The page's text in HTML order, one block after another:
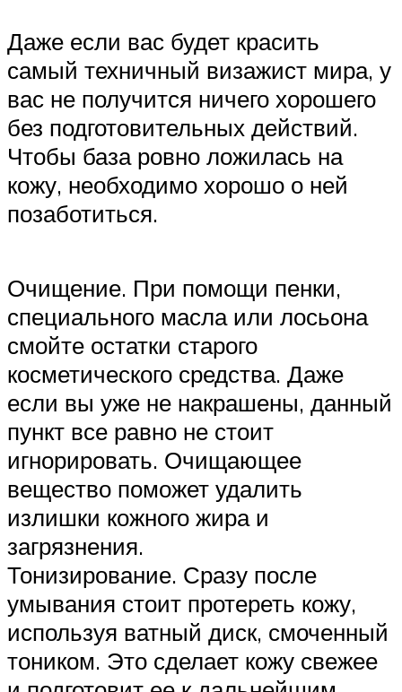
Даже если вас будет красить
самый техничный визажист мира, у
вас не получится ничего хорошего
без подготовительных действий.
Чтобы база ровно ложилась на
кожу, необходимо хорошо о ней
позаботиться.
Очищение. При помощи пенки,
специального масла или лосьона
смойте остатки старого
косметического средства. Даже
если вы уже не накрашены, данный
пункт все равно не стоит
игнорировать. Очищающее
вещество поможет удалить
излишки кожного жира и
загрязнения.
Тонизирование. Сразу после
умывания стоит протереть кожу,
используя ватный диск, смоченный
тоником. Это сделает кожу свежее